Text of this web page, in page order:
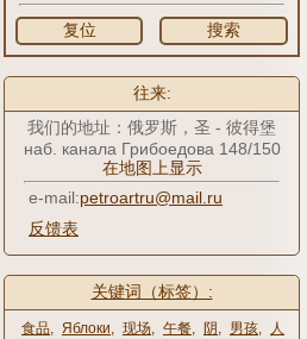
复位 搜索
往来:
我们的地址：俄罗斯，圣 - 彼得堡
наб. канала Грибоедова 148/150
在地图上显示
e-mail:petroartru@mail.ru
反馈表
关键词（标签）:
食品, Яблоки, 现场, 午餐, 阴 , 男孩,
人